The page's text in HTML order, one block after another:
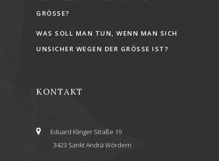
GRÖSSE?
WAS SOLL MAN TUN, WENN MAN SICH
UNSICHER WEGEN DER GRÖSSE IST?
KONTAKT
Eduard Klinger Straße 19
3423 Sankt Andrä Wördern